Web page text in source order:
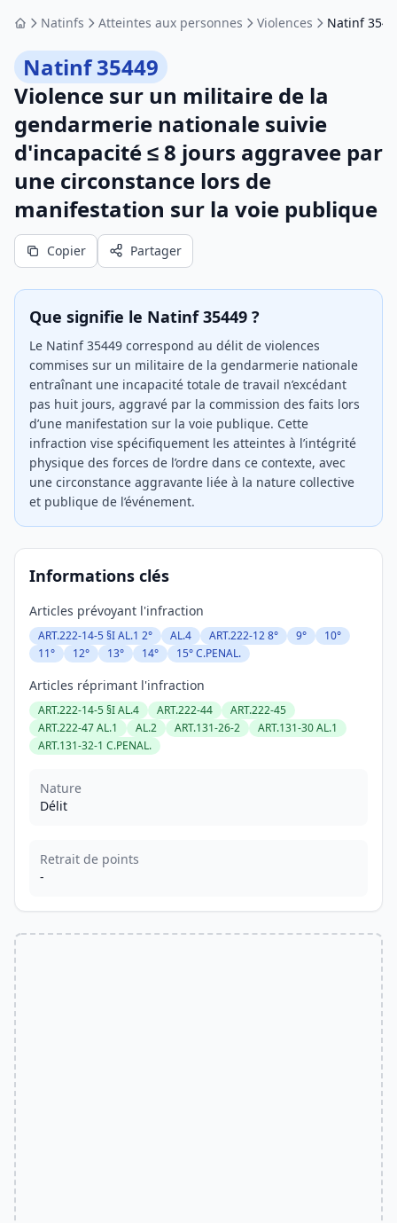
AccueilNatinfs Atteintes aux personnes Violences Natinf
Natinf 35449
Violence sur un militaire de la
gendarmerie nationale suivie
d'incapacité ≤ 8 jours aggravee par
une circonstance lors de
manifestation sur la voie publique
Copier Partager
Que signifie le Natinf 35449 ?
Le Natinf 35449 correspond au délit de violences
commises sur un militaire de la gendarmerie nationale
entraînant une incapacité totale de travail n’excédant
pas huit jours, aggravé par la commission des faits lors
d’une manifestation sur la voie publique. Cette
infraction vise spécifiquement les atteintes à l’intégrité
physique des forces de l’ordre dans ce contexte, avec
une circonstance aggravante liée à la nature collective
et publique de l’événement.
Informations clés
Articles prévoyant l'infraction
ART.222-14-5 §I AL.1 2° AL.4 ART.222-12 8° 9°
10°
11°
12° 13° 14° 15° C.PENAL.
Articles réprimant l'infraction
ART.222-14-5 §I AL.4 ART.222-44
ART.222-45
ART.222-47 AL.1
AL.2 ART.131-26-2
ART.131-30 AL.1
ART.131-32-1 C.PENAL.
Nature
Délit
Retrait de points
-